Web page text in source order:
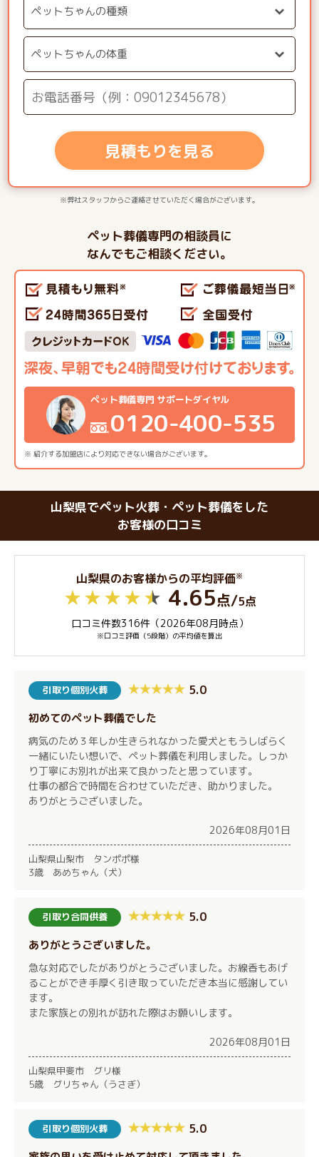
見積もりを見る
※弊社スタッフからご連絡させていただく場合がございます。
ペット葬儀専門の相談員に
なんでもご相談ください。
※ 紹介する加盟店により対応できない場合がございます。
ペット葬儀専門 サポートダイヤル
0120-400-535
山梨県でペット火葬・ペット葬儀をした
お客様の口コミ
山梨県のお客様からの平均評価※
4.65点/5点
口コミ件数316件（2026年08月時点）
※口コミ評価（5段階）の平均値を算出
引取り個別火葬 5.0
初めてのペット葬儀でした
病気のため３年しか生きられなかった愛犬ともうしばらく
一緒にいたい想いで、ペット葬儀を利用しました。しっか
り丁寧にお別れが出来て良かったと思っています。
仕事の都合で時間を合わせていただき、助かりました。
ありがとうございました。
2026年08月01日
山梨県山梨市 タンポポ様
3歳 あめちゃん（犬）
引取り合同供養 5.0
ありがとうございました。
急な対応でしたがありがとうございました。お線香もあげ
ることができ手厚く引き取っていただき本当に感謝してい
ます。
また家族との別れが訪れた際はお願いします。
2026年08月01日
山梨県甲斐市 グリ様
5歳 グリちゃん（うさぎ）
引取り個別火葬 5.0